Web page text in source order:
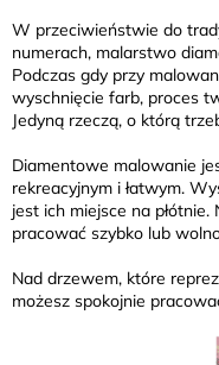
W przeciwieństwie do
numerach, malarstwo
Podczas gdy przy
wyschnięcie farb, proces
Jedyną rzeczą, o którą
Diamentowe malowanie
rekreacyjnym i łatwym.
jest ich miejsce na
pracować szybko lub
Nad drzewem, które
możesz spokojnie